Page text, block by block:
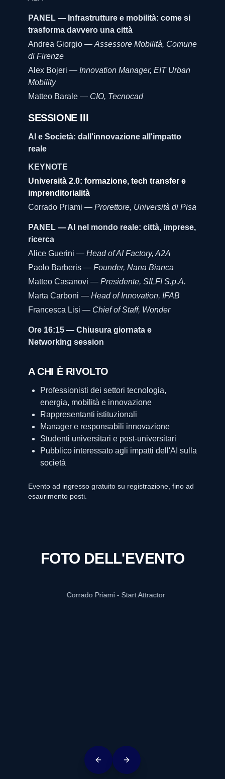
PANEL — Infrastrutture e mobilità: come si
trasforma davvero una città
Andrea Giorgio — Assessore Mobilità, Comune
di Firenze
Alex Bojeri — Innovation Manager, EIT Urban
Mobility
Matteo Barale — CIO, Tecnocad
SESSIONE III
AI e Società: dall'innovazione all'impatto
reale
KEYNOTE
Università 2.0: formazione, tech transfer e
imprenditorialità
Corrado Priami — Prorettore, Università di Pisa
PANEL — AI nel mondo reale: città, imprese,
ricerca
Alice Guerini — Head of AI Factory, A2A
Paolo Barberis — Founder, Nana Bianca
Matteo Casanovi — Presidente, SILFI S.p.A.
Marta Carboni — Head of Innovation, IFAB
Francesca Lisi — Chief of Staff, Wonder
Ore 16:15 — Chiusura giornata e
Networking session
A CHI È RIVOLTO
Professionisti dei settori tecnologia,
energia, mobilità e innovazione
Rappresentanti istituzionali
Manager e responsabili innovazione
Studenti universitari e post-universitari
Pubblico interessato agli impatti dell'AI sulla
società
Evento ad ingresso gratuito su registrazione, fino ad
esaurimento posti.
FOTO DELL'EVENTO
Previous slide
Next slide